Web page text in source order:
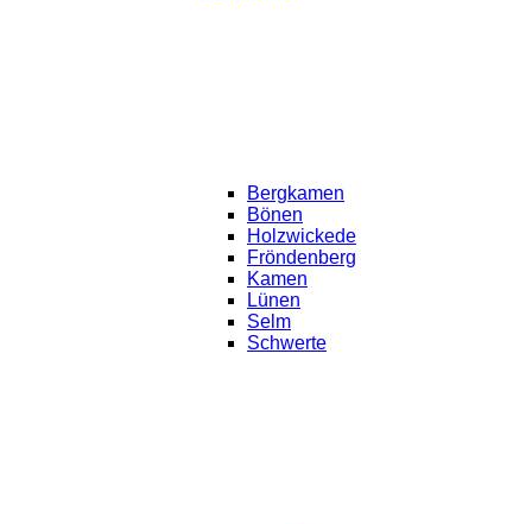
Bergkamen
Bönen
Holzwickede
Fröndenberg
Kamen
Lünen
Selm
Schwerte